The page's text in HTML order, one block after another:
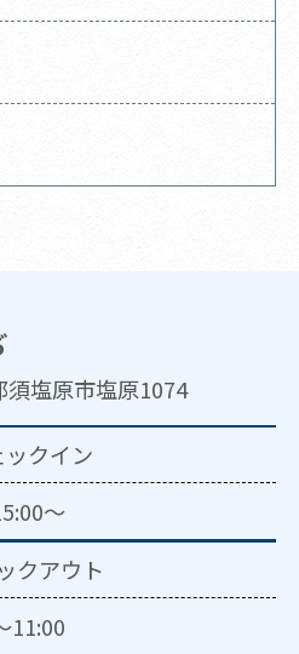
塩原市塩原1074
ックイン
～
クアウト
11:00